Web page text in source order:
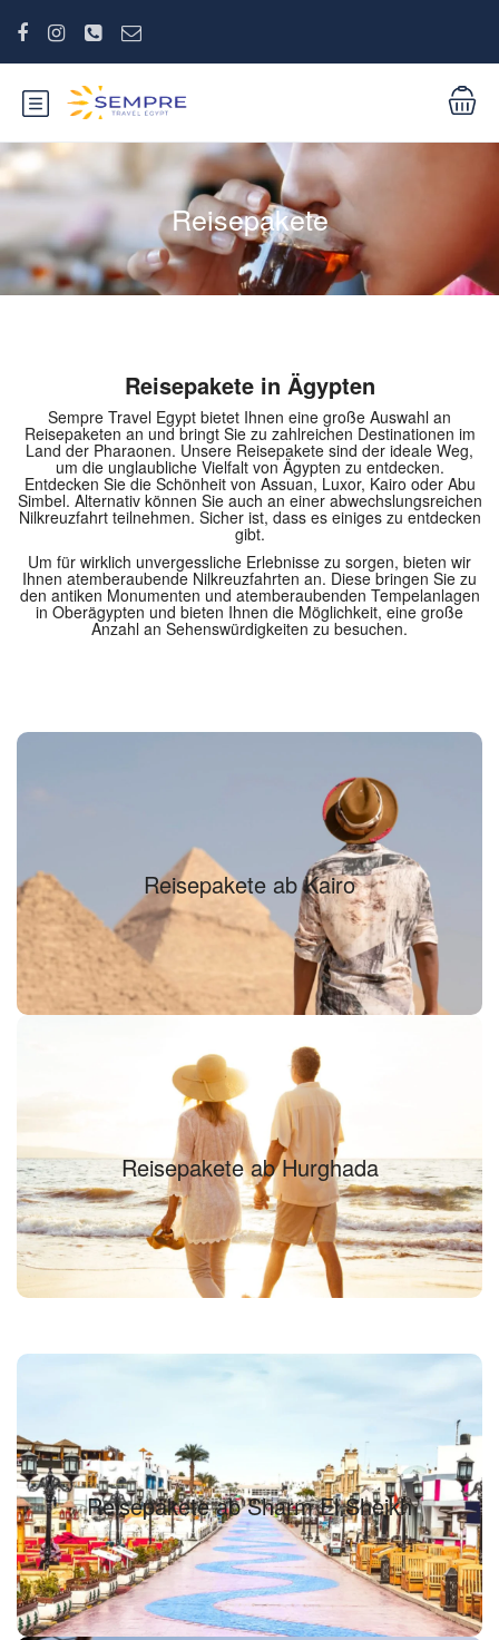
Reisepakete
Reisepakete in Ägypten
Sempre Travel Egypt bietet Ihnen eine große Auswahl an
Reisepaketen an und bringt Sie zu zahlreichen Destinationen im
Land der Pharaonen. Unsere Reisepakete sind der ideale Weg,
um die unglaubliche Vielfalt von Ägypten zu entdecken.
Entdecken Sie die Schönheit von Assuan, Luxor, Kairo oder Abu
Simbel. Alternativ können Sie auch an einer abwechslungsreichen
Nilkreuzfahrt teilnehmen. Sicher ist, dass es einiges zu entdecken
gibt.
Um für wirklich unvergessliche Erlebnisse zu sorgen, bieten wir
Ihnen atemberaubende Nilkreuzfahrten an. Diese bringen Sie zu
den antiken Monumenten und atemberaubenden Tempelanlagen
in Oberägypten und bieten Ihnen die Möglichkeit, eine große
Anzahl an Sehenswürdigkeiten zu besuchen.
Reisepakete ab Kairo
Reisepakete ab Kairo
Finden Sie Ihr Reisepaket...
Reisepakete ab Hurghada
Reisepakete ab Hurghada
Finden Sie Ihr Reisepaket...
Reisepakete ab Sharm El Sheikh
Reisepakete ab Sharm El Sheikh
Finden Sie Ihr Reisepaket...